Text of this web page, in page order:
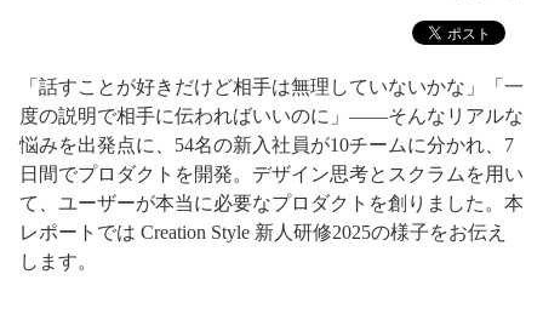
「話すことが好きだけど相手は無理していないかな」「一
度の説明で相手に伝わればいいのに」——そんなリアルな
悩みを出発点に、54名の新入社員が10チームに分かれ、7
日間でプロダクトを開発。デザイン思考とスクラムを用い
て、ユーザーが本当に必要なプロダクトを創りました。本
レポートでは Creation Style 新人研修2025の様子をお伝え
します。